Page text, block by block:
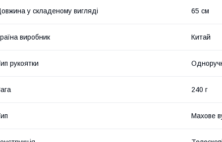
у складеному вигляді 65 см
виробник Китай
рукоятки
240 г
Махове